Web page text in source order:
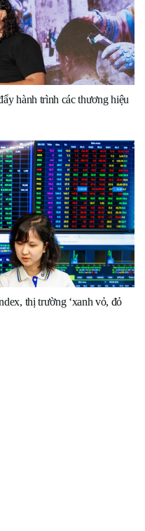
hành trình các thương hiệu
thị trường ‘xanh vỏ, đỏ